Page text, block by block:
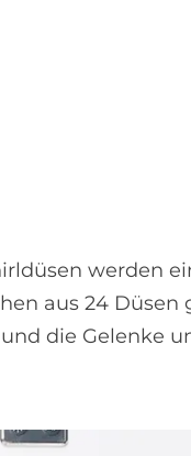
werden
aus 24 Düsen
die Gelenke